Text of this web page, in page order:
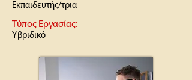
Εκπαιδευτής/τρια
Τύπος Εργασίας:
Υβριδικό